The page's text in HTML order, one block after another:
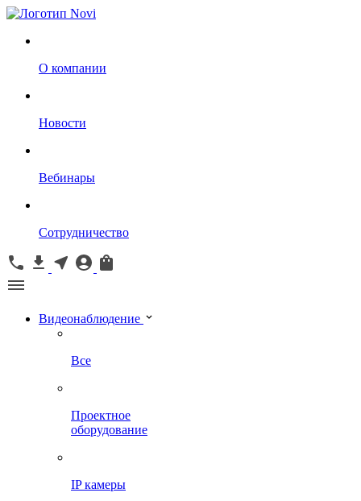
О компании
Новости
Вебинары
Сотрудничество
Видеонаблюдение
Все
Проектное
оборудование
IP камеры